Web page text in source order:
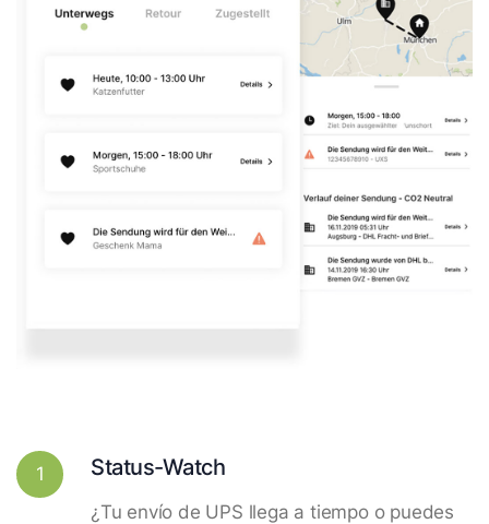
1 Status-Watch
¿Tu envío de UPS llega a tiempo o puedes